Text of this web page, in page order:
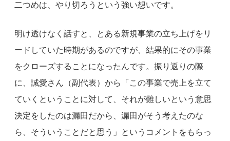
二つめは、やり切ろうという強い想いです。
明け透けなく話すと、とある新規事業の立ち上げをリ
ードしていた時期があるのですが、結果的にその事業
をクローズすることになったんです。振り返りの際
に、誠愛さん（副代表）から「この事業で売上を立て
ていくということに対して、それが難しいという意思
決定をしたのは漏田だから、漏田がそう考えたのな
ら、そういうことだと思う」というコメントをもらっ